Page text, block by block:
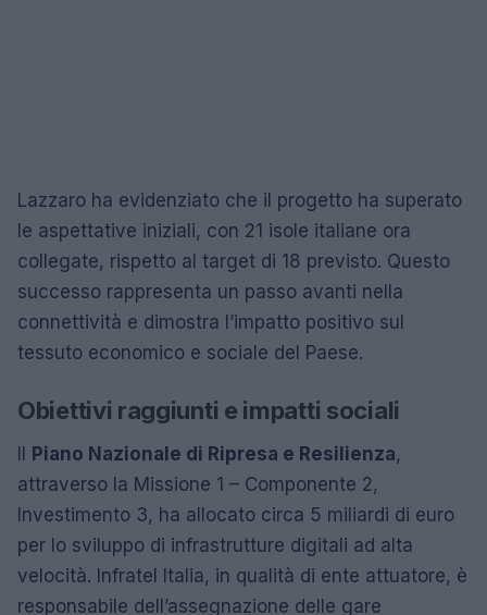
Lazzaro ha evidenziato che il progetto ha superato
le aspettative iniziali, con 21 isole italiane ora
collegate, rispetto al target di 18 previsto. Questo
successo rappresenta un passo avanti nella
connettività e dimostra l’impatto positivo sul
tessuto economico e sociale del Paese.
Obiettivi raggiunti e impatti sociali
Il Piano Nazionale di Ripresa e Resilienza,
attraverso la Missione 1 – Componente 2,
Investimento 3, ha allocato circa 5 miliardi di euro
per lo sviluppo di infrastrutture digitali ad alta
velocità. Infratel Italia, in qualità di ente attuatore, è
responsabile dell’assegnazione delle gare